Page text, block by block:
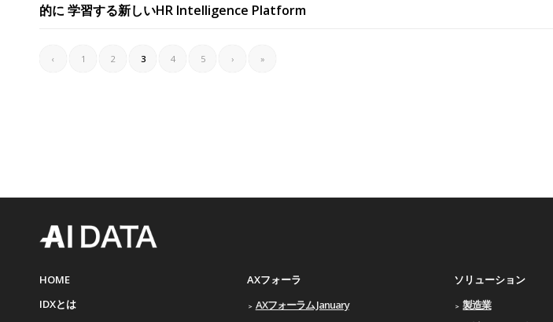
的に 学習する新しいHR Intelligence Platform
‹ 1 2 3 4 5 › »
HOME
IDXとは
AXフォーラ
AXフォーラム January
ソリューション
製造業